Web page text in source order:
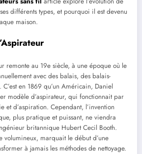
différents types, et pourquoi il est devenu
maison.
remonte au 19e siècle, à une époque où le
avec des balais, des balais-
C’est en 1869 qu’un Américain, Daniel
modèle d’aspirateur, qui fonctionnait par
et d’aspiration. Cependant, l’invention
plus pratique et puissant, ne viendra
britannique Hubert Cecil Booth.
marquait le début d’une
à jamais les méthodes de nettoyage.